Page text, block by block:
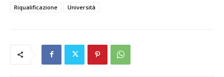
Riqualificazione
Università